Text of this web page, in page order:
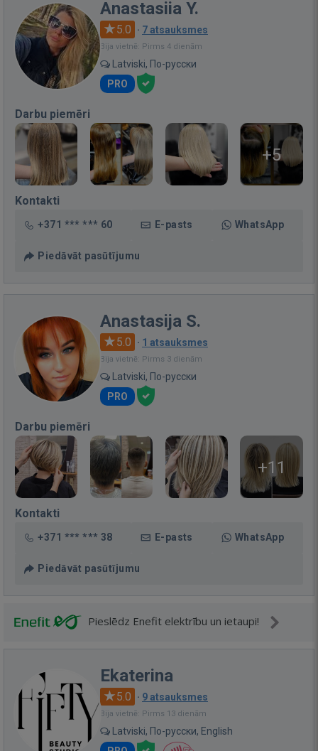
Anastasiia Y.
5.0 · 7 atsauksmes
Bija vietnē: Pirms 4 dienām
Latviski, По-русски
PRO
Darbu piemēri
+5
Kontakti
+371 *** *** 60 E-pasts WhatsApp
Piedāvāt pasūtījumu
Anastasija S.
5.0 · 1 atsauksmes
Bija vietnē: Pirms 3 dienām
Latviski, По-русски
PRO
Darbu piemēri
+11
Kontakti
+371 *** *** 38 E-pasts WhatsApp
Piedāvāt pasūtījumu
Pieslēdz Enefit elektrību un ietaupi!
Ekaterina
5.0 · 9 atsauksmes
Bija vietnē: Pirms 13 dienām
Latviski, По-русски, English